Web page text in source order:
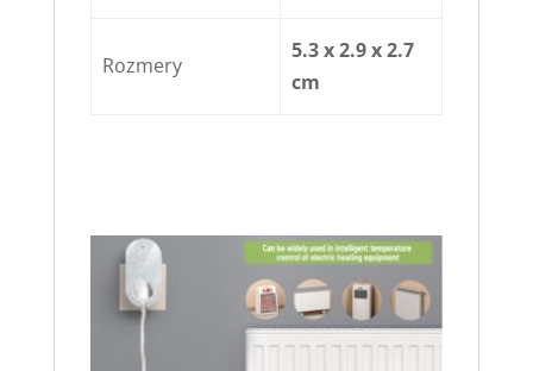
Rozmery
5.3 x 2.9 x 2.7
cm